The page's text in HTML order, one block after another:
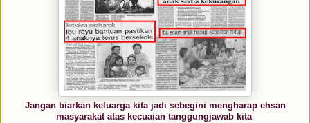
Jangan biarkan keluarga kita jadi sebegini mengharap ehsan
masyarakat atas kecuaian tanggungjawab kita